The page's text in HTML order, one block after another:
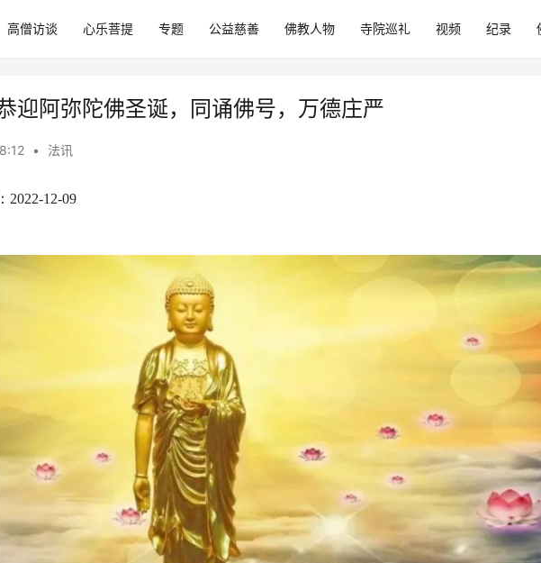
高僧访谈 心乐菩提 专题 公益慈善 佛教人物 寺院巡礼 视频 纪录
迎阿弥陀佛圣诞，同诵佛号，万德庄严
• 法讯
2022-12-09